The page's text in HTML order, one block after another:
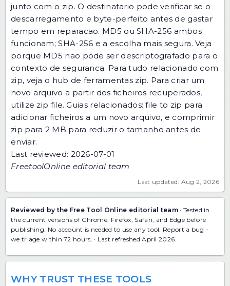
junto com o zip. O destinatario pode verificar se o
descarregamento e byte-perfeito antes de gastar
tempo em reparacao. MD5 ouSHA-256 ambos
funcionam; SHA-256 e a escolha mais segura. Veja
porque MD5 nao pode ser descriptografado para o
contexto de seguranca. Para tudo relacionado com
zip, veja o hub de ferramentas zip. Para criar um
novo arquivo a partir dos ficheiros recuperados,
utilize zip file. Guias relacionados:file to zip para
adicionar ficheiros a um novo arquivo, e comprimir
zip para 2 MB para reduzir o tamanho antes de
enviar.
Last reviewed: 2026-07-01
FreetoolOnline editorial team
Last updated: Aug 2, 2026
Reviewed by the Free Tool Online editorial team · Tested in
the current versions of Chrome, Firefox, Safari, and Edge before
publishing. No account is needed to use any tool. Report a bug -
we triage within 72 hours. · Last refreshed April 2026.
WHY TRUST THESE TOOLS